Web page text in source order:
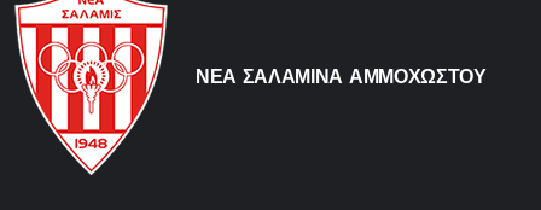
ΝΕΑ ΣΑΛΑΜΙΝΑ ΑΜΜΟΧΩΣΤΟΥ